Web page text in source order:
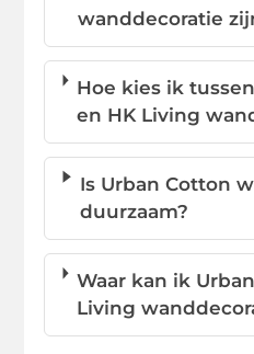
wanddecoratie
Hoe kies ik
en HK Living
Is Urban Cotton
duurzaam?
Waar kan ik
Living